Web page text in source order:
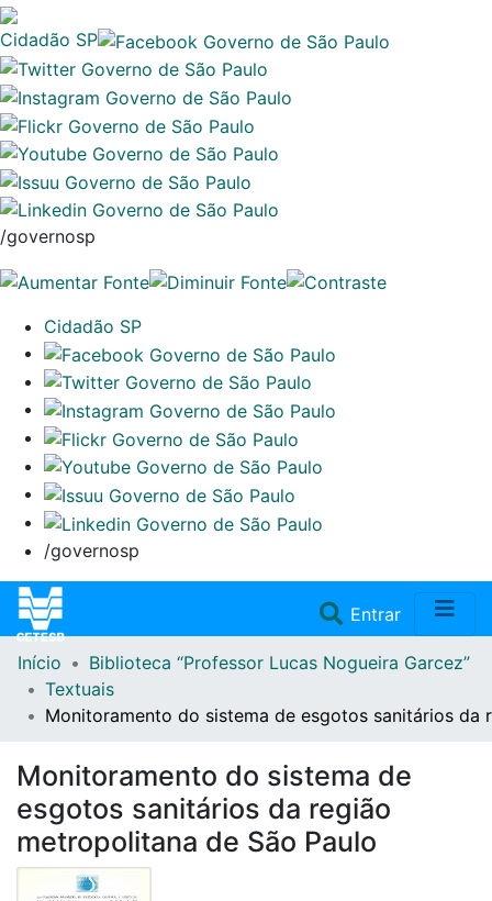
Cidadão SP
/governosp
Cidadão SP
/governosp
Entrar(current)
Home
Repositório
Doações/Aquisições
Início
Biblioteca “Professor Lucas Nogueira Garcez”
Textuais
Monitoramento do sistema de esgotos sanitários da
Monitoramento do sistema de
esgotos sanitários da região
metropolitana de São Paulo